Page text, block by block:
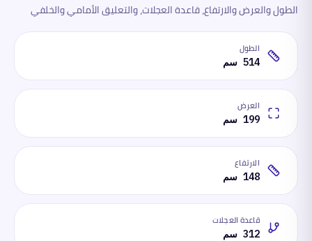
الطول والعرض والارتفاع، قاعدة العجلات، والتعليق الأمامي والخلفي
الطول
514 سم
العرض
199 سم
الارتفاع
148 سم
قاعدة العجلات
312 سم